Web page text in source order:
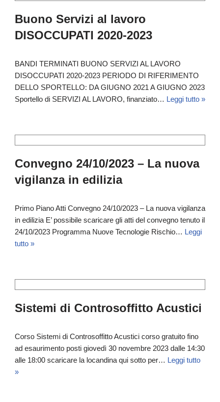
Buono Servizi al lavoro
DISOCCUPATI 2020-2023
BANDI TERMINATI BUONO SERVIZI AL LAVORO
DISOCCUPATI 2020-2023 PERIODO DI RIFERIMENTO
DELLO SPORTELLO: DA GIUGNO 2021 A GIUGNO 2023
Sportello di SERVIZI AL LAVORO, finanziato… Leggi tutto »
Convegno 24/10/2023 – La nuova
vigilanza in edilizia
Primo Piano Atti Convegno 24/10/2023 – La nuova vigilanza
in edilizia E’ possibile scaricare gli atti del convegno tenuto il
24/10/2023 Programma Nuove Tecnologie Rischio… Leggi
tutto »
Sistemi di Controsoffitto Acustici
Corso Sistemi di Controsoffitto Acustici corso gratuito fino
ad esaurimento posti giovedì 30 novembre 2023 dalle 14:30
alle 18:00 scaricare la locandina qui sotto per… Leggi tutto
»